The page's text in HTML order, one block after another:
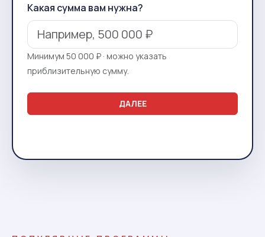
Какая сумма вам нужна?
Минимум 50 000 ₽ · можно указать
приблизительную сумму.
ДАЛЕЕ